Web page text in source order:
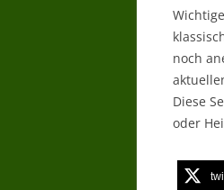
noch
Diese
oder